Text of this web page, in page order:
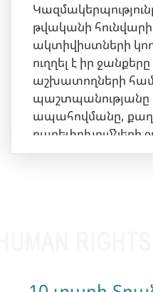
թվականի
ակտիվիստների
ուղղել է իր
աշխատողների
պաշտպանությանը
ապահովմանը,
բարեփոխումների
համայնքների
ԼԳԲԻՔ